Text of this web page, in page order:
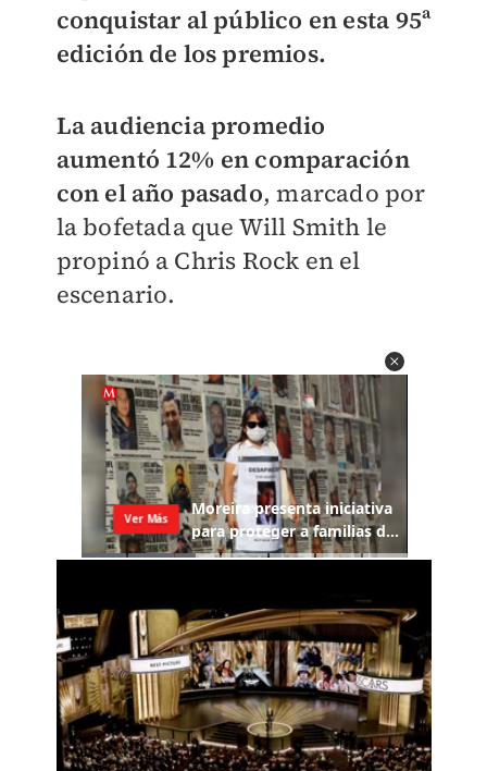
conquistar al público en esta 95ª
edición de los premios.
La audiencia promedio
aumentó 12% en comparación
con el año pasado, marcado por
la bofetada que Will Smith le
propinó a Chris Rock en el
escenario.